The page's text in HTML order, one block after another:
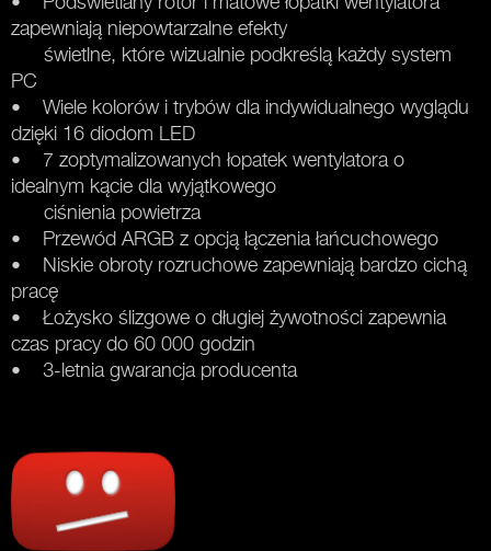
zapewniają niepowtarzalne efekty
świetlne, które wizualnie podkreślą każdy system
PC
• Wiele kolorów i trybów dla indywidualnego wyglądu
dzięki 16 diodom LED
• 7 zoptymalizowanych łopatek wentylatora o
idealnym kącie dla wyjątkowego
ciśnienia powietrza
• Przewód ARGB z opcją łączenia łańcuchowego
• Niskie obroty rozruchowe zapewniają bardzo cichą
pracę
• Łożysko ślizgowe o długiej żywotności zapewnia
czas pracy do 60 000 godzin
• 3-letnia gwarancja producenta